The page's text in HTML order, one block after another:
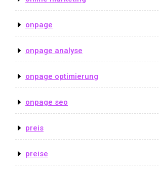
onpage
onpage analyse
onpage optimierung
onpage seo
preis
preise